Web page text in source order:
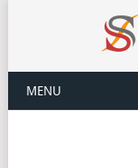
MENU